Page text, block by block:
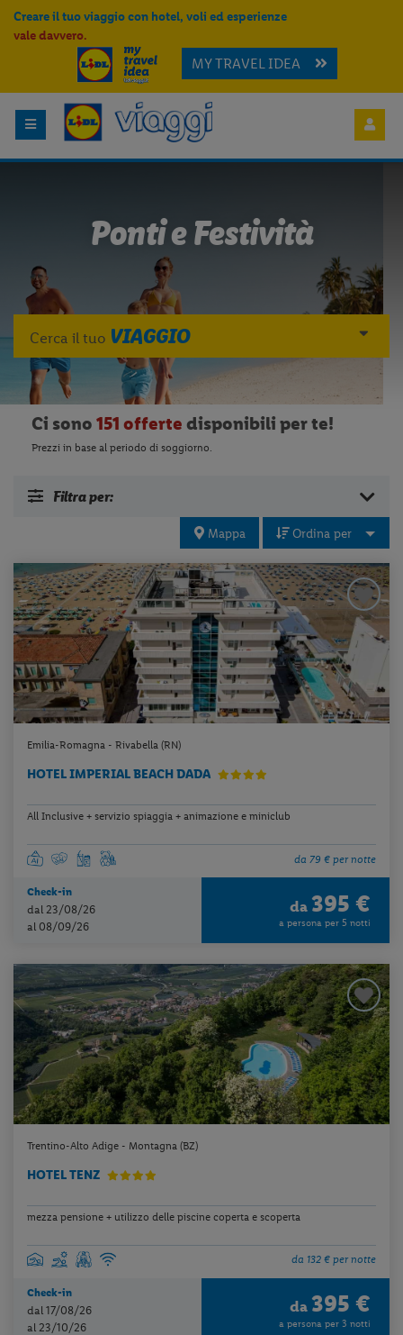
Creare il tuo viaggio con hotel, voli ed esperienze
vale davvero.
MY TRAVEL IDEA
Ponti e Festività
Cerca il tuo VIAGGIO
Ci sono151 offerte disponibili per te!
Prezzi in base al periodo di soggiorno.
Filtra per:
Mappa Ordina per
Emilia-Romagna - Rivabella (RN)
HOTEL IMPERIAL BEACH DADA
All Inclusive + servizio spiaggia + animazione e miniclub
da 79 € per notte
Check-in
dal 23/08/26
al 08/09/26
da 395 €
a persona per 5 notti
Trentino-Alto Adige - Montagna (BZ)
HOTEL TENZ
mezza pensione + utilizzo delle piscine coperta e scoperta
da 132 € per notte
Check-in
dal 17/08/26
al 23/10/26
da 395 €
a persona per 3 notti